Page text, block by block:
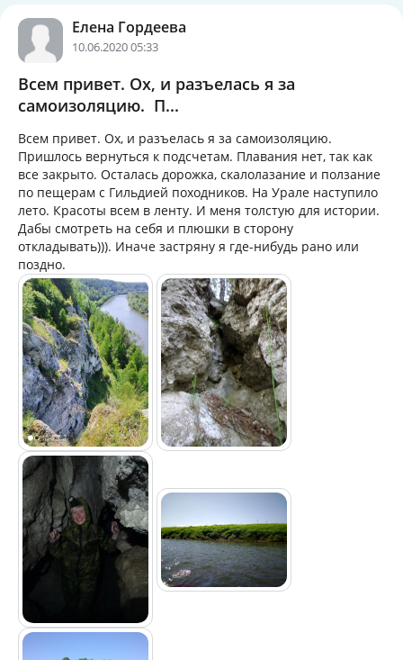
Елена Гордеева
10.06.2020 05:33
Всем привет. Ох, и разъелась я за
самоизоляцию. П...
Всем привет. Ох, и разъелась я за самоизоляцию.
Пришлось вернуться к подсчетам. Плавания нет, так как
все закрыто. Осталась дорожка, скалолазание и ползание
по пещерам с Гильдией походников. На Урале наступило
лето. Красоты всем в ленту. И меня толстую для истории.
Дабы смотреть на себя и плюшки в сторону
откладывать))). Иначе застряну я где-нибудь рано или
поздно.